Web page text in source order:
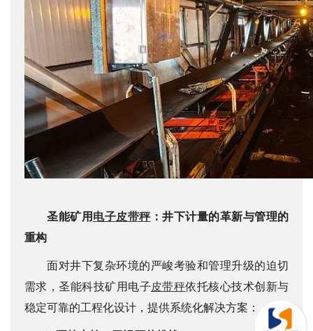
圣能矿用 电子皮带秤：井下计量的革新与管理的
重构
面对井下复杂环境的严峻考验和管理升级的迫切
需求，圣能科技矿用电子皮带秤依托核心技术创新与
稳定可靠的工程化设计，提供系统化解决方案：